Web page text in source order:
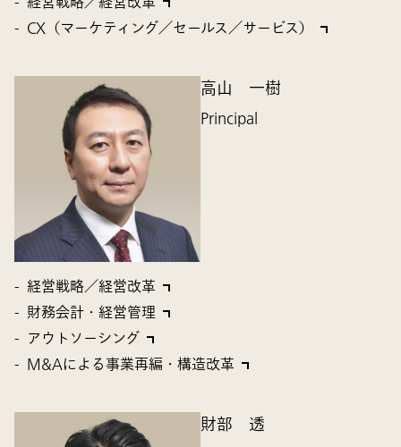
CX（マーケティング／セールス／サービス）
高山 一樹
Principal
経営戦略／経営改革
財務会計・経営管理
アウトソーシング
M&Aによる事業再編・構造改革
財部 透